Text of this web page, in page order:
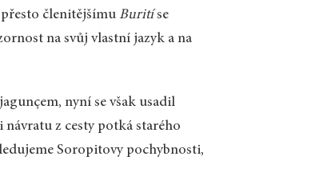
členitějšímuBuritíse
na svůj vlastní jazyk a na
nyní se však usadil
z cesty potká starého
Soropitovy pochybnosti,